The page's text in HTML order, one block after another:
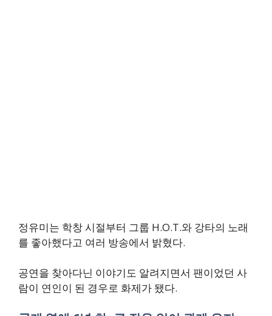
정유미는 학창 시절부터 그룹 H.O.T.와 강타의 노래
를 좋아했다고 여러 방송에서 밝혔다.
공연을 찾아다닌 이야기도 알려지면서 팬이었던 사
람이 연인이 된 경우로 화제가 됐다.